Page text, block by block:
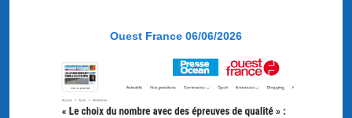
Ouest France 06/06/2026